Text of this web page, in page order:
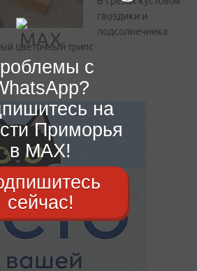
гвоздики и
подсолнечника
цветочный трипс
с
на
Приморья
в MAX!
сейчас!